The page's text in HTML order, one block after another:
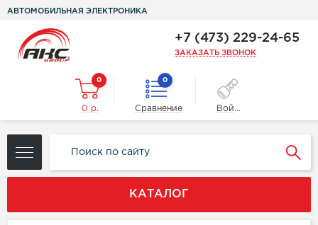
АВТОМОБИЛЬНАЯ ЭЛЕКТРОНИКА
+7 (473) 229-24-65
ЗАКАЗАТЬ ЗВОНОК
0
0 р.
0
Сравнение Войти
КАТАЛОГ